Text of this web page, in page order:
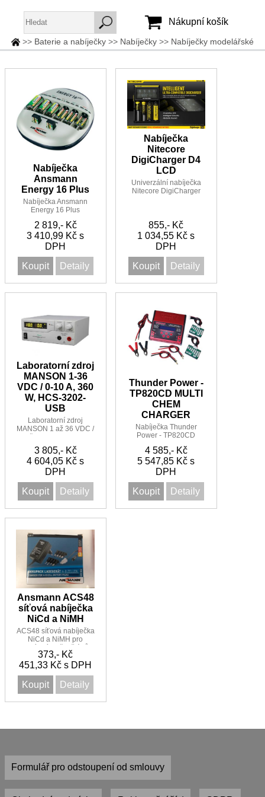
Vytvořit účet
Zapomenuté heslo
Nákupní košík
>> Baterie a nabíječky>> Nabíječky>> Nabíječky modelářské
Nabíječka
Ansmann
Energy 16 Plus
Nabíječka Ansmann
Energy 16 Plus
2 819,- Kč
3 410,99 Kč s
DPH
Koupit
Detaily
Nabíječka
Nitecore
DigiCharger D4
LCD
Univerzální nabíječka
Nitecore DigiCharger
855,- Kč
1 034,55 Kč s
DPH
Koupit
Detaily
Laboratorní zdroj
MANSON 1-36
VDC / 0-10 A, 360
W, HCS-3202-
USB
Laboratorní zdroj
MANSON 1 až 36 VDC /
0 až 10 A, 360W HCS-
3202-USB
3 805,- Kč
4 604,05 Kč s
DPH
Koupit
Detaily
Thunder Power -
TP820CD MULTI
CHEM
CHARGER
Nabíječka Thunder
Power - TP820CD
CHARGER
4 585,- Kč
5 547,85 Kč s
DPH
Koupit
Detaily
Ansmann ACS48
síťová nabíječka
NiCd a NiMH
ACS48 síťová nabíječka
NiCd a NiMH pro
373,- Kč
451,33 Kč s DPH
Koupit
Detaily
Formulář pro odstoupení od smlouvy